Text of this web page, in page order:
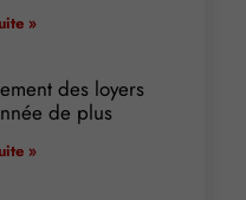
»
des loyers
de plus
»